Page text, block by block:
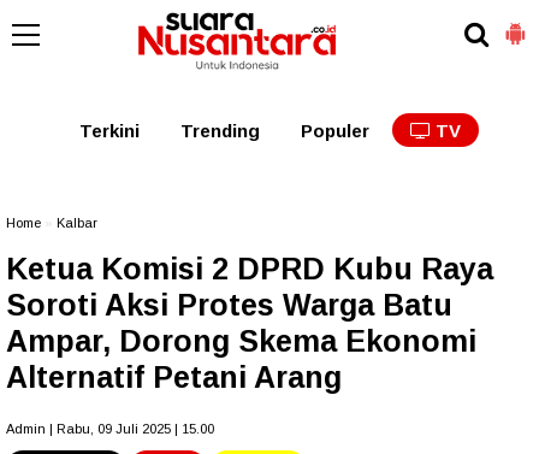
Kalbar Kalteng
Terkini Trending Populer TV
Home Kalbar
Ketua Komisi 2 DPRD Kubu Raya
Soroti Aksi Protes Warga Batu
Ampar, Dorong Skema Ekonomi
Alternatif Petani Arang
Admin | Rabu, 09 Juli 2025 | 15.00